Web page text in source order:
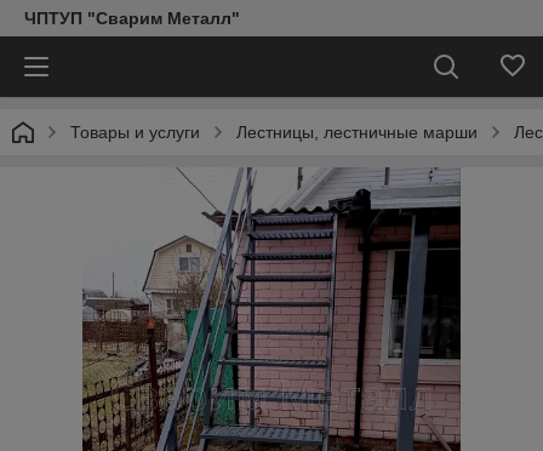
ЧПТУП "Сварим Металл"
Товары и услуги Лестницы, лестничные марши